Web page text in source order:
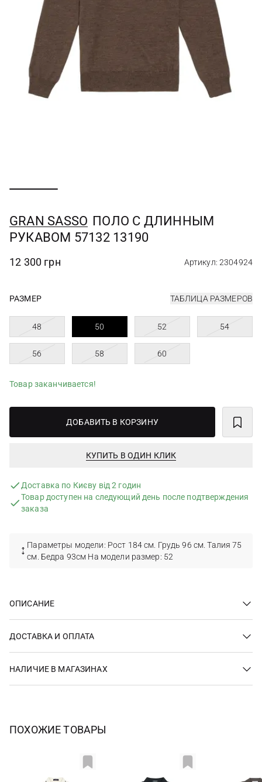
GRAN SASSO ПОЛО С ДЛИННЫМ
РУКАВОМ 57132 13190
12 300 грн Артикул: 2304924
РАЗМЕР ТАБЛИЦА РАЗМЕРОВ
48 50 52 54
56 58 60
Товар заканчивается!
ДОБАВИТЬ В КОРЗИНУ
КУПИТЬ В ОДИН КЛИК
Доставка по Києву від 2 годин
Товар доступен на следующий день после подтверждения
заказа
Параметры модели: Рост 184 см. Грудь 96 см. Талия 75
см. Бедра 93см На модели размер: 52
ОПИСАНИЕ
ДОСТАВКА И ОПЛАТА
НАЛИЧИЕ В МАГАЗИНАХ
ПОХОЖИЕ ТОВАРЫ